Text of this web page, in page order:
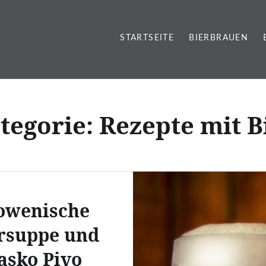
STARTSEITE BIERBRAUEN
Rezepte mit
und
Pivo